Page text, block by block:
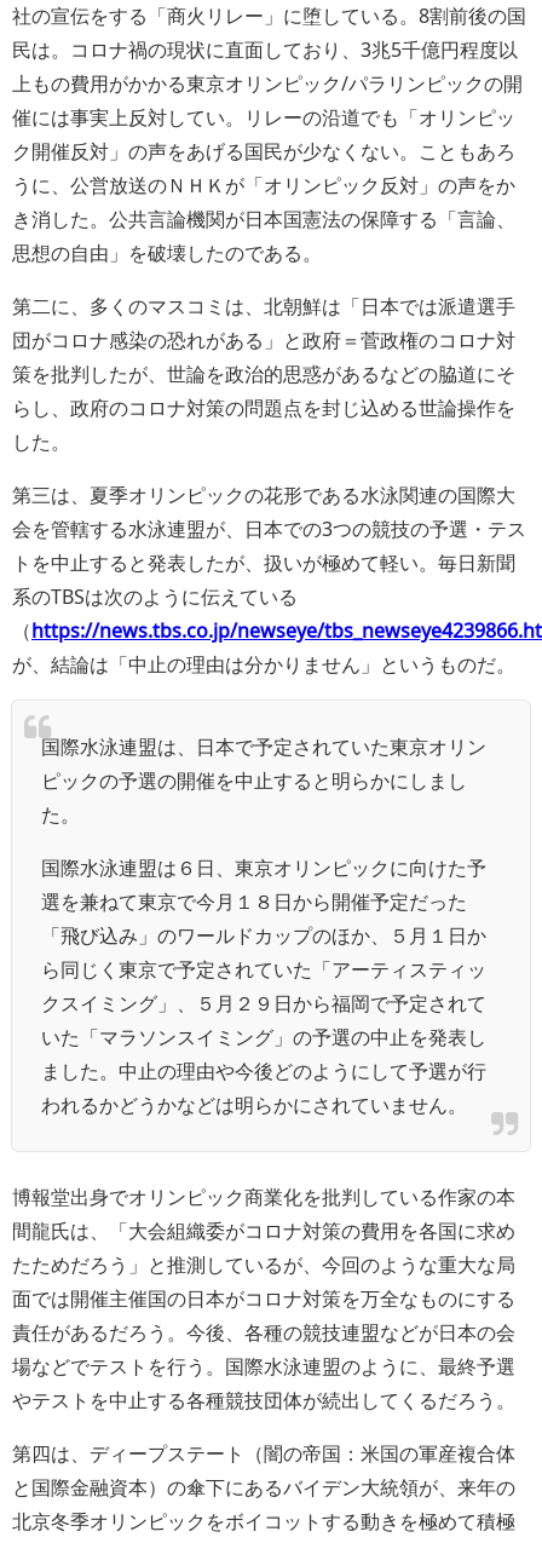
社の宣伝をする「商火リレー」に堕している。8割前後の国
民は。コロナ禍の現状に直面しており、3兆5千億円程度以
上もの費用がかかる東京オリンピック/パラリンピックの開
催には事実上反対してい。リレーの沿道でも「オリンピッ
ク開催反対」の声をあげる国民が少なくない。こともあろ
うに、公営放送のＮＨＫが「オリンピック反対」の声をか
き消した。公共言論機関が日本国憲法の保障する「言論、
思想の自由」を破壊したのである。
第二に、多くのマスコミは、北朝鮮は「日本では派遣選手
団がコロナ感染の恐れがある」と政府＝菅政権のコロナ対
策を批判したが、世論を政治的思惑があるなどの脇道にそ
らし、政府のコロナ対策の問題点を封じ込める世論操作を
した。
第三は、夏季オリンピックの花形である水泳関連の国際大
会を管轄する水泳連盟が、日本での3つの競技の予選・テス
トを中止すると発表したが、扱いが極めて軽い。毎日新聞
系のTBSは次のように伝えている
（https://news.tbs.co.jp/newseye/
が、結論は「中止の理由は分かりません」というものだ。
国際水泳連盟は、日本で予定されていた東京オリン
ピックの予選の開催を中止すると明らかにしまし
た。
国際水泳連盟は６日、東京オリンピックに向けた予
選を兼ねて東京で今月１８日から開催予定だった
「飛び込み」のワールドカップのほか、５月１日か
ら同じく東京で予定されていた「アーティスティッ
クスイミング」、５月２９日から福岡で予定されて
いた「マラソンスイミング」の予選の中止を発表し
ました。中止の理由や今後どのようにして予選が行
われるかどうかなどは明らかにされていません。
博報堂出身でオリンピック商業化を批判している作家の本
間龍氏は、「大会組織委がコロナ対策の費用を各国に求め
たためだろう」と推測しているが、今回のような重大な局
面では開催主催国の日本がコロナ対策を万全なものにする
責任があるだろう。今後、各種の競技連盟などが日本の会
場などでテストを行う。国際水泳連盟のように、最終予選
やテストを中止する各種競技団体が続出してくるだろう。
第四は、ディープステート（闇の帝国：米国の軍産複合体
と国際金融資本）の傘下にあるバイデン大統領が、来年の
北京冬季オリンピックをボイコットする動きを極めて積極